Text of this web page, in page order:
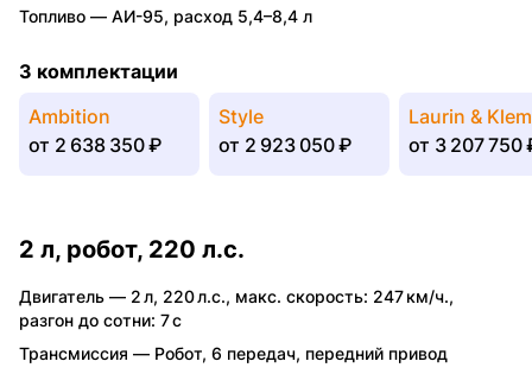
Топливо — АИ-95, расход 5,4–8,4 л
3 комплектации
Ambition
от 2 638 350 ₽
Style
от 2 923 050 ₽
Laurin &
от 3 207 750
2 л, робот, 220 л.с.
Двигатель — 2 л, 220 л.с., макс. скорость: 247 км/ч.,
разгон до сотни: 7 с
Трансмиссия — Робот, 6 передач, передний привод